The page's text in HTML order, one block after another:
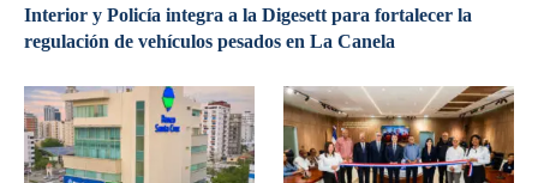
Interior y Policía integra a la Digesett para fortalecer la
regulación de vehículos pesados en La Canela